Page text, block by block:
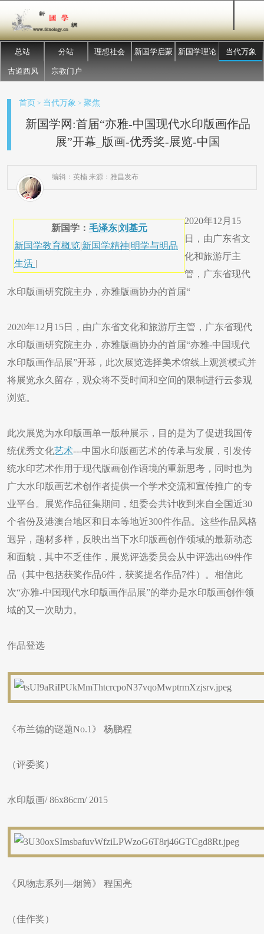
总站 分站 理想社会 新国学启蒙 新国学理论 当代万象
古道西风 宗教门户
首页 > 当代万象 > 聚焦
新国学网:首届“亦雅-中国现代水印版画作品
展”开幕_版画-优秀奖-展览-中国
编辑：英楠 来源：雅昌发布
新国学： 毛泽东|刘基元
新国学教育概览|新国学精神|明学与明品
生活 |
2020年12月15
日，由广东省文
化和旅游厅主
管，广东省现代
水印版画研究院主办，亦雅版画协办的首届“
2020年12月15日，由广东省文化和旅游厅主管，广东省现代
水印版画研究院主办，亦雅版画协办的首届“亦雅-中国现代
水印版画作品展”开幕，此次展览选择美术馆线上观赏模式并
将展览永久留存，观众将不受时间和空间的限制进行云参观
浏览。
此次展览为水印版画单一版种展示，目的是为了促进我国传
统优秀文化艺术---中国水印版画艺术的传承与发展，引发传
统水印艺术作用于现代版画创作语境的重新思考，同时也为
广大水印版画艺术创作者提供一个学术交流和宣传推广的专
业平台。展览作品征集期间，组委会共计收到来自全国近30
个省份及港澳台地区和日本等地近300件作品。这些作品风格
迥异，题材多样，反映出当下水印版画创作领域的最新动态
和面貌，其中不乏佳作，展览评选委员会从中评选出69件作
品（其中包括获奖作品6件，获奖提名作品7件）。相信此
次“亦雅-中国现代水印版画作品展”的举办是水印版画创作领
域的又一次助力。
作品登选
《布兰德的谜题No.1》 杨鹏程
（评委奖）
水印版画/ 86x86cm/ 2015
《风物志系列—烟筒》 程国亮
（佳作奖）